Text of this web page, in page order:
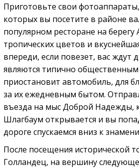
Приготовьте свои
которых вы посетите в районе
популярном ресторане на
тропических цветов и
впереди, если повезет, вас ждут
являются типично
приостановит автомобиль, для
за их ежедневным бытом.
въезда на мыс Доброй Надежды,
Шлагбаум открывается и вы
дороге спускаемся вниз к
После посещения исторической
Голландец, на вершину